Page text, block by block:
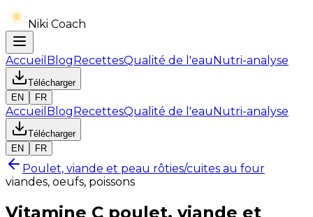
Niki Coach
Accueil BlogRecettesQualité de l'eauNutri-analyse
Télécharger
EN
FR
Accueil BlogRecettesQualité de l'eauNutri-analyse
Télécharger
EN
FR
Poulet, viande et peau rôties/cuites au four
viandes, oeufs, poissons
Vitamine C poulet, viande et